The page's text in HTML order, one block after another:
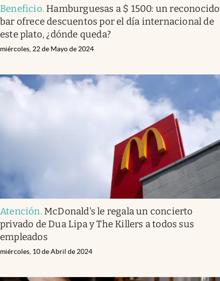
Beneficio. Hamburguesas a $ 1500: un reconocido
bar ofrece descuentos por el día internacional de
este plato, ¿dónde queda?
miércoles, 22 de Mayo de 2024
Atención. McDonald's le regala un concierto
privado de Dua Lipa y The Killers a todos sus
empleados
miércoles, 10 de Abril de 2024